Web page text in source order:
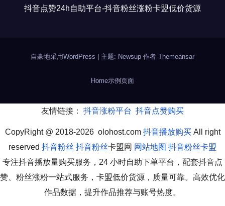
抖音点赞24h自助平台-抖音粉丝涨粉卡盟低价货源
自豪地采用WordPress 主题: Newsup 作者 Themeansar
Home示例页面
友情链接： 抖音涨粉平台 抖音点赞购买
CopyRight @ 2018-2026 olohost.com 抖音播放购买All right
reserved 抖音粉丝 抖音粉丝卡盟网 网站地图 抖音粉丝卡盟
专注抖音播放量购买服务，24 小时自助下单平台，配套抖音点
赞、粉丝涨粉一站式服务，卡盟低价货源，质量可靠。高效优化
作品数据，提升作品推荐与账号热度。